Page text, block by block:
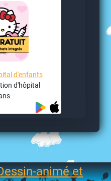
d'enfants
d'hôpital
animé et